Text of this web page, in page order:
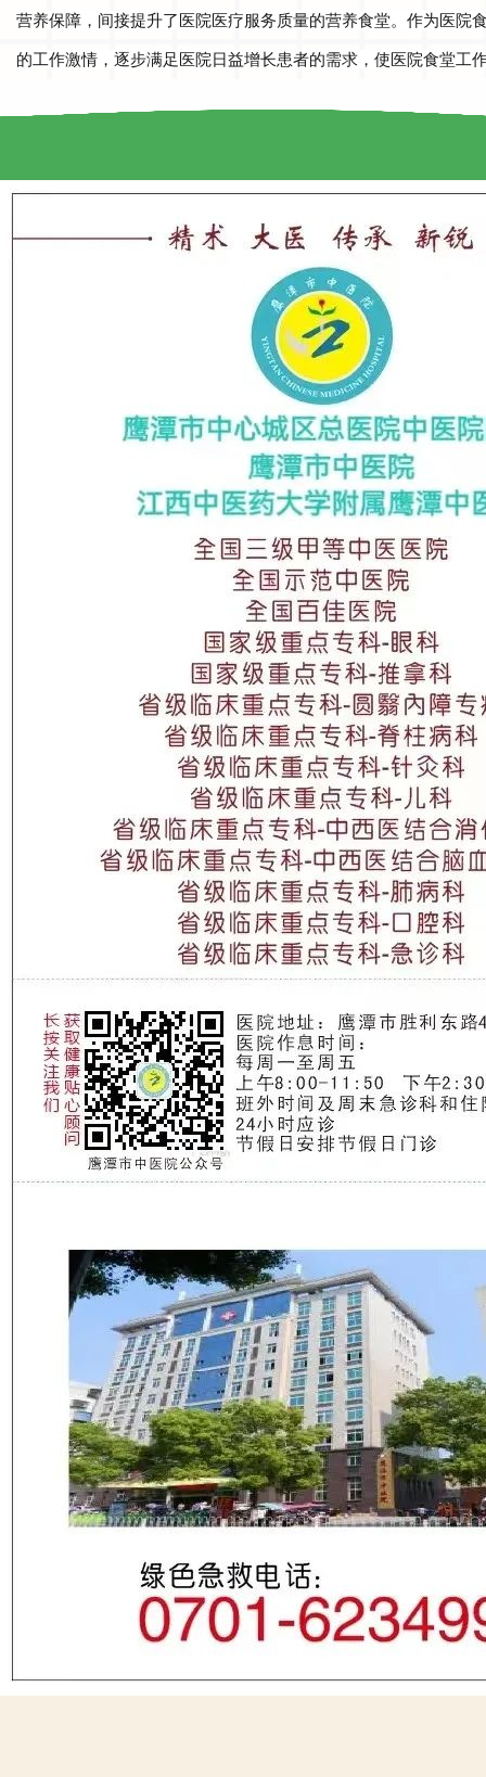
营养保障，间接提升了医院医疗服务质量的营养食堂。作为医院
的工作激情，逐步满足医院日益增长患者的需求，使医院食堂工